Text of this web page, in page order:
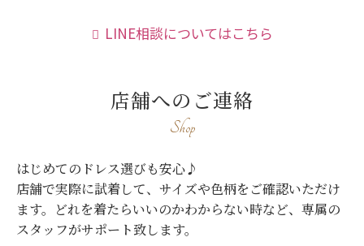
LINE相談についてはこちら
店舗へのご連絡
Shop
はじめてのドレス選びも安心♪
店舗で実際に試着して、サイズや色柄をご確認いただけ
ます。
どれを着たらいいのかわからない時など、専属の
スタッフがサポート致します。